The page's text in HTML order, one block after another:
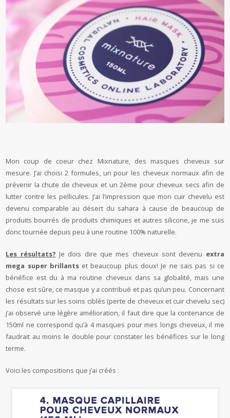
Mon coup de coeur chez Mixnature, des masques cheveux sur
mesure. J’ai choisi 2 formules, un pour les cheveux normaux afin de
prévenir la chute de cheveux et un 2ème pour cheveux secs afin de
lutter contre les pellicules. J’ai l’impression que mon cuir chevelu est
devenu comparable au désert du sahara à cause de beaucoup de
produits bourrés de produits chimiques et autres silicone, je me suis
donc tournée depuis peu à une routine 100% naturelle.
Les résultats? Je dois dire que mes cheveux sont devenu extra
mega super brillants et beaucoup plus doux! Je ne sais pas si ce
bénéfice est du à ma routine cheveux dans sa globalité, mais une
chose est sûre, ce masque y a contribué et pas qu’un peu. Concernant
les résultats sur les soins ciblés (perte de cheveux et cuir chevelu sec)
j’ai observé une légère amélioration, il faut dire que la contenance de
150ml ne correspond qu’à 4 masques pour mes longs cheveux, il me
faudrait au moins le double pour constater les bénéfices sur le long
terme.
Voici les compositions que j’ai créés :